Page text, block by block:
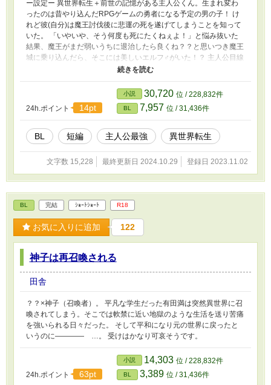
ー設定ー 異世界転生＋前世の記憶がある主人公くん。生まれ変わ
ったのは昔やり込んだRPGゲームの勇者になる予定の男の子！ け
れど彼(自分)は魔王討伐後に悲運の死を遂げてしまうことを知って
いた。 「いやいや、そう何度も死にたくねぇよ！」と悩み抜いた
結果、魔王がまだ弱いうちに退治したら良くね？？と思いつき魔王
城に乗り込んだら、そこには美しいエルフ♂がいた！？ 主人公目線
受けと出会うのは後編。 ショタ(将来勇者)×チョロいダークエルフ
ギャグ路線です Twitter改めてXで呟いた妄想を小話にまとめたもの
24h.ポイント 14pt
小説 30,720 位 / 228,832件
BL 7,957 位 / 31,436件
BL 短編 主人公最強 異世界転生
文字数 15,228 最終更新日 2024.10.29 登録日 2023.11.02
BL 完結 ｼｮｰﾄｼｮｰﾄ R18
お気に入りに追加 122
神子は再召喚される
田舎
？？×神子（召喚者）。 平凡な学生だった有田満は突然異世界に召
喚されてしまう。そこでは軟禁に近い地獄のような生活を送り苦痛
を強いられる日々だった。 そして平和になり元の世界に戻ったと
いうのに―――― …。 受けはかなり可哀そうです。
24h.ポイント 63pt
小説 14,303 位 / 228,832件
BL 3,389 位 / 31,436件